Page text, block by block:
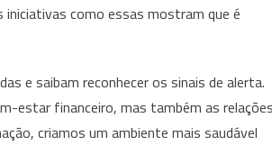
iniciativas como essas mostram que é
e saibam reconhecer os sinais de alerta.
estar financeiro, mas também as
criamos um ambiente mais saudável